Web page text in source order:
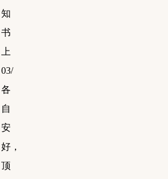
知
书
上
03/
各
自
安
好，
顶